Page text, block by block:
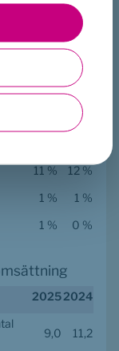
2024
77 %
74 %
11 %
11 %
12 %
1 %
1 %
1 % 0 %
20252024
9,0 11,2